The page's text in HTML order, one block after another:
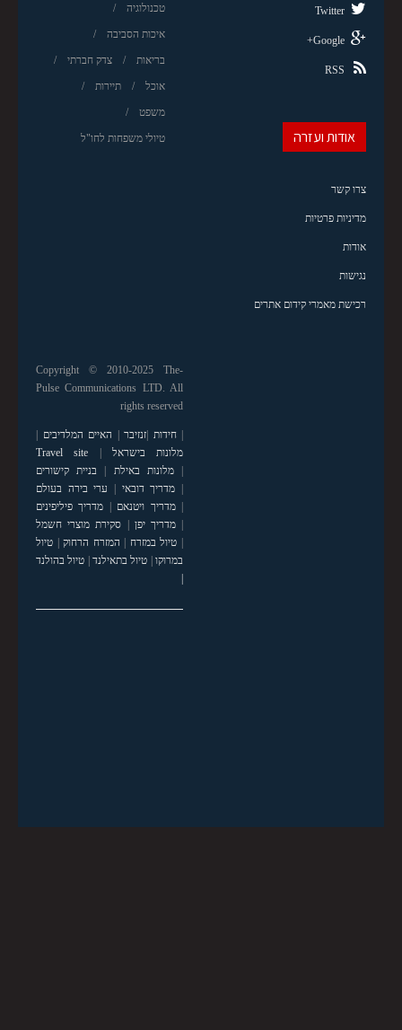
טכנולוגיה
איכות הסביבה
בריאות צדק חברתי
אוכל תיירות
משפט
טיולי משפחות לחו"ל
Twitter
Google+
RSS
אודות ועזרה
צרו קשר
מדיניות פרטיות
אודות
נגישות
רכישת מאמרי קידום אתרים
Copyright © 2010-2025 The-
Pulse Communications LTD. All
rights reserved
|חידות |זנזיבר | האיים המלדיבים |
מלונות בישראל |
Travel site
|מלונות באילת | בניית קישורים
| מדריך דובאי | ערי בירה בעולם
|מדריך ויטנאם | מדריך פיליפינים
|מדריך יפן | סקירת מוצרי חשמל
| טיול במזרח | המזרח הרחוק| טיול
במרוקו| טיול בתאילנד| טיול בהולנד
|